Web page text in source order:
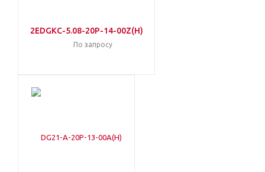
2EDGKC-5.08-20P-14-00Z(H)
По запросу